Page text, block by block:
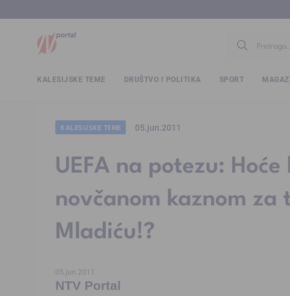
KALESIJSKE TEME DRUŠTVO I POLITIKA SPORT
KALESIJSKE TEME 05.jun.2011
UEFA na potezu:
novčanom kaznom
Mladiću!?
05.jun.2011
NTV Portal